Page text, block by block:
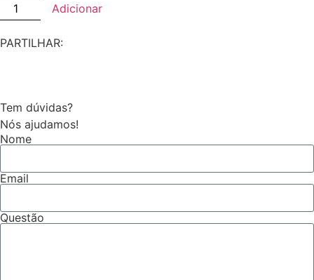
Adicionar
PARTILHAR:
Tem dúvidas?
Nós ajudamos!
Nome
Email
Questão